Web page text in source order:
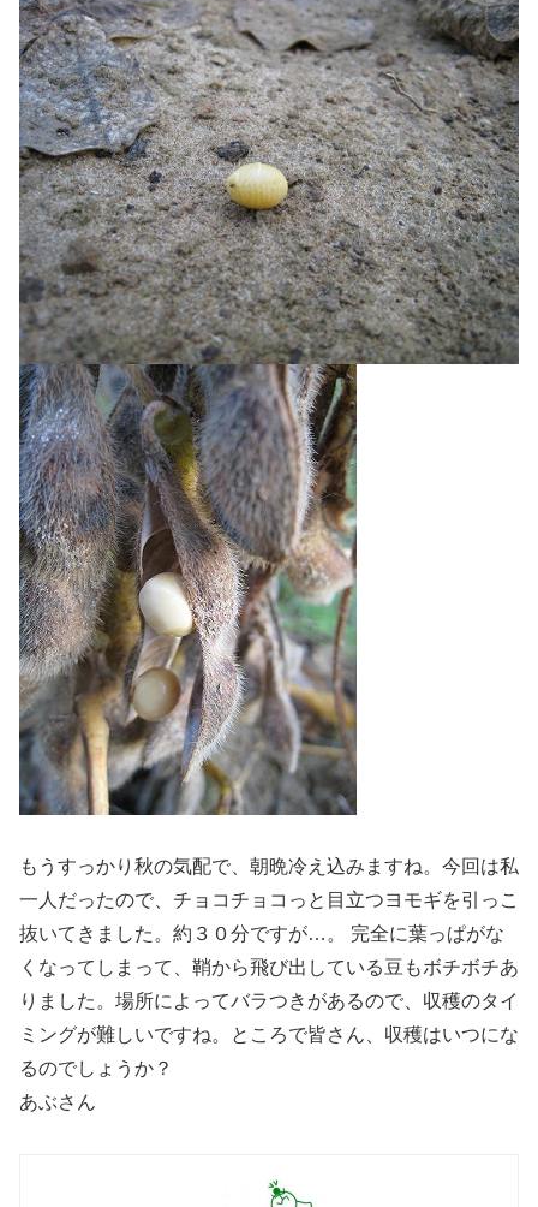
もうすっかり秋の気配で、朝晩冷え込みますね。今回は私
一人だったので、チョコチョコっと目立つヨモギを引っこ
抜いてきました。約３０分ですが…。 完全に葉っぱがな
くなってしまって、鞘から飛び出している豆もボチボチあ
りました。場所によってバラつきがあるので、収穫のタイ
ミングが難しいですね。ところで皆さん、収穫はいつにな
るのでしょうか？
あぶさん